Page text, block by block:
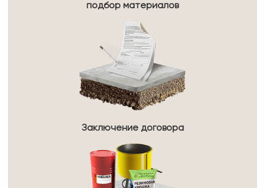
подбор материалов
Заключение договора